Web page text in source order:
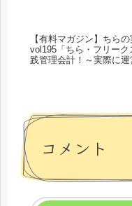
【有料マガジン】ちら
vol195「ちら・フリーク
践管理会計！～実際に運
コメント